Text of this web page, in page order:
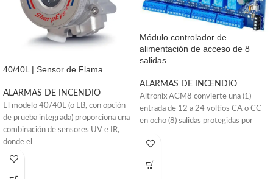
40/40L | Sensor de Flama
ALARMAS DE INCENDIO
El modelo 40/40L (o LB, con opción
de prueba integrada) proporciona una
combinación de sensores UV e IR,
donde el
Módulo controlador de
alimentación de acceso de 8
salidas
ALARMAS DE INCENDIO
Altronix ACM8 convierte una (1)
entrada de 12 a 24 voltios CA o CC
en ocho (8) salidas protegidas por